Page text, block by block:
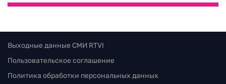
Выходные данные СМИ RTVI
Пользовательское соглашение
Политика обработки персональных данных